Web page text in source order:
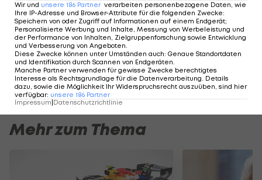
Carlos Sainz im Red
Bull? Das sagt Helmut
Marko
Formel 1
Mehr zum Thema
Wir und unsere 186 Partner verarbeiten personenbezogene Daten, wie
Ihre IP-Adresse und Browser-Attribute für die folgenden Zwecke:
Speichern von oder Zugriff auf Informationen auf einem Endgerät;
Personalisierte Werbung und Inhalte, Messung von Werbeleistung und
der Performance von Inhalten, Zielgruppenforschung sowie Entwicklung
und Verbesserung von Angeboten.
Diese Zwecke können unter Umständen auch: Genaue Standortdaten
und Identifikation durch Scannen von Endgeräten.
Manche Partner verwenden für gewisse Zwecke berechtigtes
Interesse als Rechtsgrundlage für die Datenverarbeitung. Details
dazu, sowie die Möglichkeit Ihr Widerspruchsrecht auszuüben, sind hier
verfügbar: unsere 186 Partner
Impressum Datenschutzrichtlinie